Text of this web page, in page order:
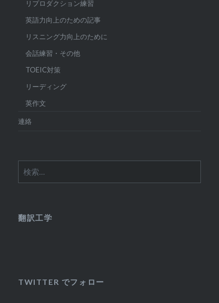
リプロダクション練習
英語力向上のための記事
リスニング力向上のために
会話練習・その他
TOEIC対策
リーディング
英作文
連絡
索:
翻訳工学
TWITTER でフォロー